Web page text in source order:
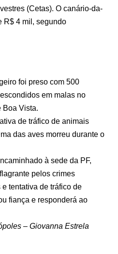
(Cetas). O canário-da-
R$ 4 mil, segundo
foi preso com 500
em malas no
Boa Vista.
de tráfico de animais
das aves morreu durante o
à sede da PF,
pelos crimes
tentativa de tráfico de
fiança e responderá ao
– Giovanna Estrela